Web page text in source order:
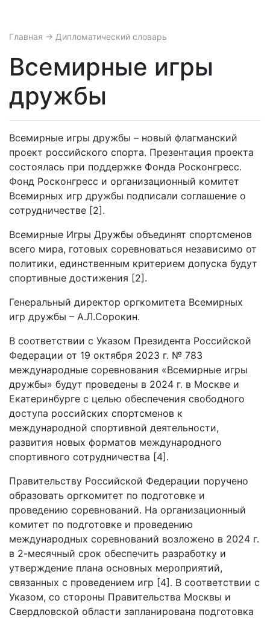
Главная → Дипломатический словарь
Всемирные игры
дружбы
Всемирные игры дружбы – новый флагманский
проект российского спорта. Презентация проекта
состоялась при поддержке Фонда Росконгресс.
Фонд Росконгресс и организационный комитет
Всемирных игр дружбы подписали соглашение о
сотрудничестве [2].
Всемирные Игры Дружбы объединят спортсменов
всего мира, готовых соревноваться независимо от
политики, единственным критерием допуска будут
спортивные достижения [2].
Генеральный директор оргкомитета Всемирных
игр дружбы – А.Л.Сорокин.
В соответствии с Указом Президента Российской
Федерации от 19 октября 2023 г. № 783
международные соревнования «Всемирные игры
дружбы» будут проведены в 2024 г. в Москве и
Екатеринбурге с целью обеспечения свободного
доступа российских спортсменов к
международной спортивной деятельности,
развития новых форматов международного
спортивного сотрудничества [4].
Правительству Российской Федерации поручено
образовать оргкомитет по подготовке и
проведению соревнований. На организационный
комитет по подготовке и проведению
международных соревнований возложено в 2024 г.
в 2-месячный срок обеспечить разработку и
утверждение плана основных мероприятий,
связанных с проведением игр [4]. В соответствии с
Указом, со стороны Правительства Москвы и
Свердловской области запланирована подготовка